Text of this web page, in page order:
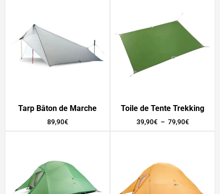
Tarp Bâton de Marche
89,90€
Toile de Tente Trekking
39,90€ – 79,90€